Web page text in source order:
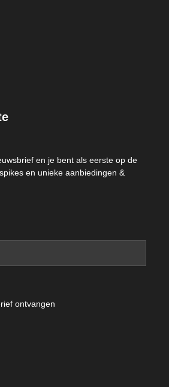
en je bent als eerste op de
en unieke aanbiedingen &
ontvangen